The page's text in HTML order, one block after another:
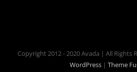
Copyright 2012 - 2020 Avada | All Rights
WordPress | Theme